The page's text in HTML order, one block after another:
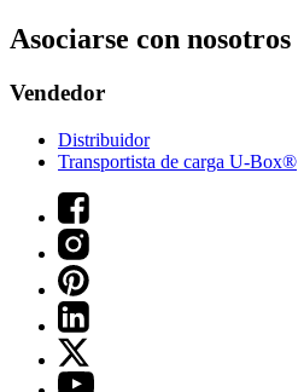
Asociarse con nosotros
Vendedor
Distribuidor
Transportista de carga U-Box®